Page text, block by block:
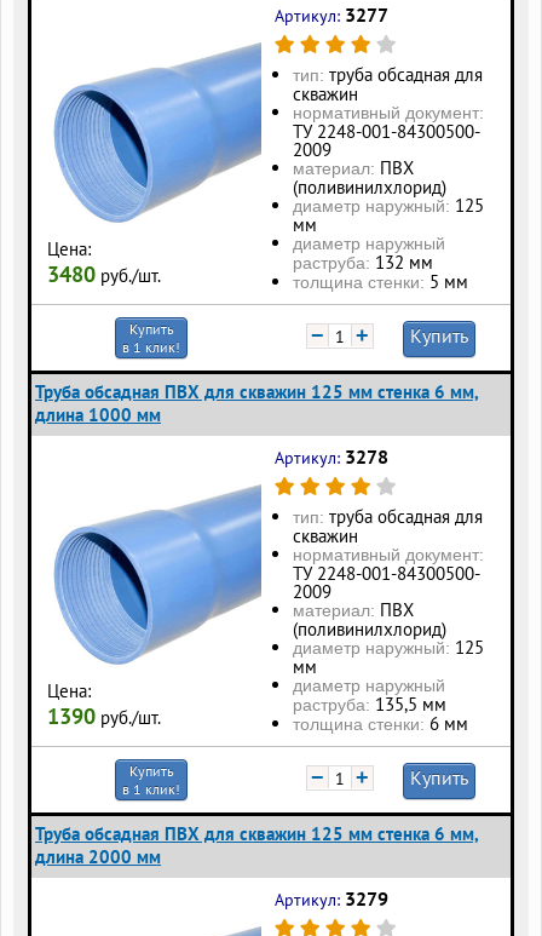
Цена:
3480 руб./шт.
Артикул: 3277
тип: труба обсадная для
скважин
нормативный документ:
ТУ 2248-001-84300500-
2009
материал: ПВХ
(поливинилхлорид)
диаметр наружный: 125
мм
диаметр наружный
раструба: 132 мм
толщина стенки: 5 мм
Купить
в 1 клик!
− + Купить
Труба обсадная ПВХ для скважин 125 мм стенка 6 мм,
длина 1000 мм
Цена:
1390 руб./шт.
Артикул: 3278
тип: труба обсадная для
скважин
нормативный документ:
ТУ 2248-001-84300500-
2009
материал: ПВХ
(поливинилхлорид)
диаметр наружный: 125
мм
диаметр наружный
раструба: 135,5 мм
толщина стенки: 6 мм
Купить
в 1 клик!
− + Купить
Труба обсадная ПВХ для скважин 125 мм стенка 6 мм,
длина 2000 мм
Артикул: 3279